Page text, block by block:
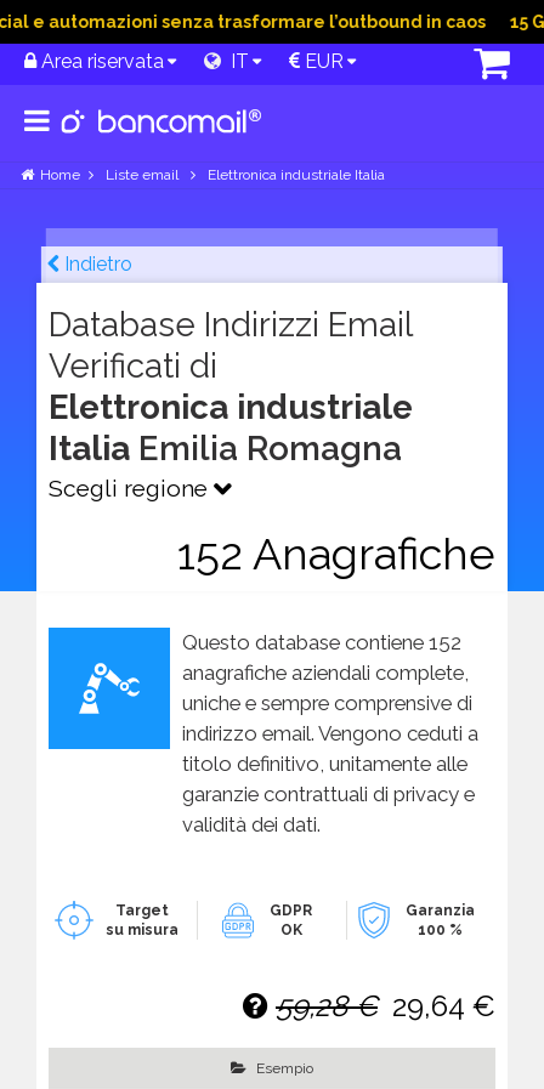
automazioni senza trasformare l’outbound in caos 15 Giu
Area riservata IT EUR
Home Liste email Elettronica industriale Italia
Indietro
Database Indirizzi Email
Verificati di
Elettronica industriale
Italia Emilia Romagna
Scegli regione
152 Anagrafiche
Questo database contiene 152
anagrafiche aziendali complete,
uniche e sempre comprensive di
indirizzo email. Vengono ceduti a
titolo definitivo, unitamente alle
garanzie contrattuali di privacy e
validità dei dati.
Target
su misura
GDPR
OK
Garanzia
100 %
59,28 € 29,64 €
Esempio